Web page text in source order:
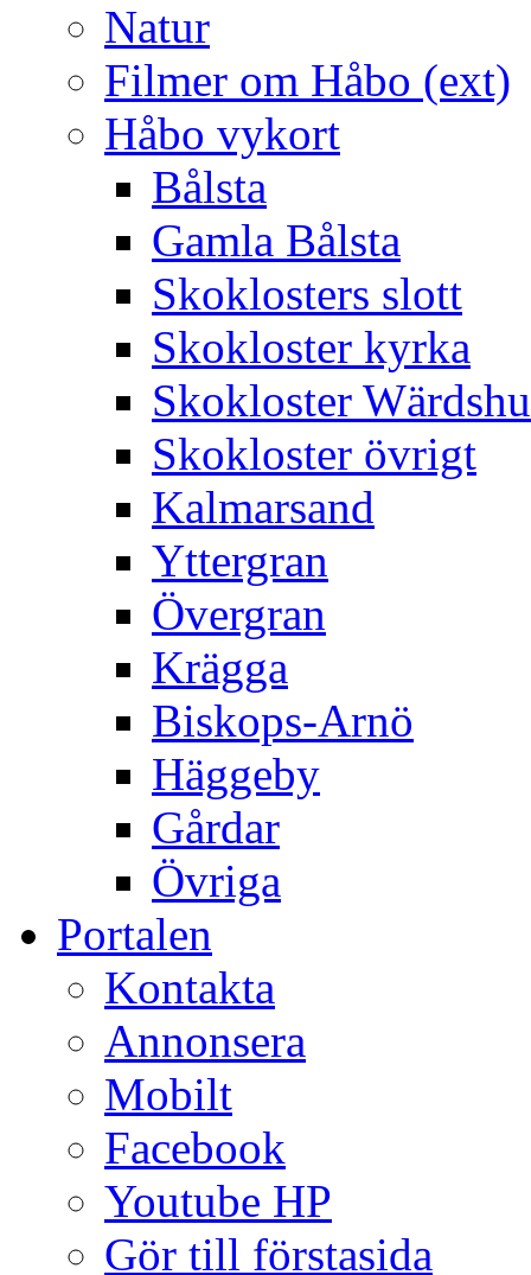
Natur
Filmer om Håbo (ext)
Håbo vykort
Bålsta
Gamla Bålsta
Skoklosters slott
Skokloster kyrka
Skokloster
Skokloster övrigt
Kalmarsand
Yttergran
Övergran
Krägga
Biskops-Arnö
Häggeby
Gårdar
Övriga
Portalen
Kontakta
Annonsera
Mobilt
Facebook
Youtube HP
Gör till förstasida